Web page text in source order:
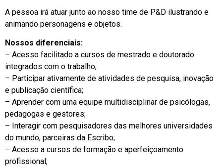
A pessoa irá atuar junto ao nosso time de P&D ilustrando e
animando personagens e objetos.
Nossos diferenciais:
– Acesso facilitado a cursos de mestrado e doutorado
integrados com o trabalho;
– Participar ativamente de atividades de pesquisa, inovação
e publicação científica;
– Aprender com uma equipe multidisciplinar de psicólogas,
pedagogas e gestores;
– Interagir com pesquisadores das melhores universidades
do mundo, parceiras da Escribo;
– Acesso a cursos de formação e aperfeiçoamento
profissional;